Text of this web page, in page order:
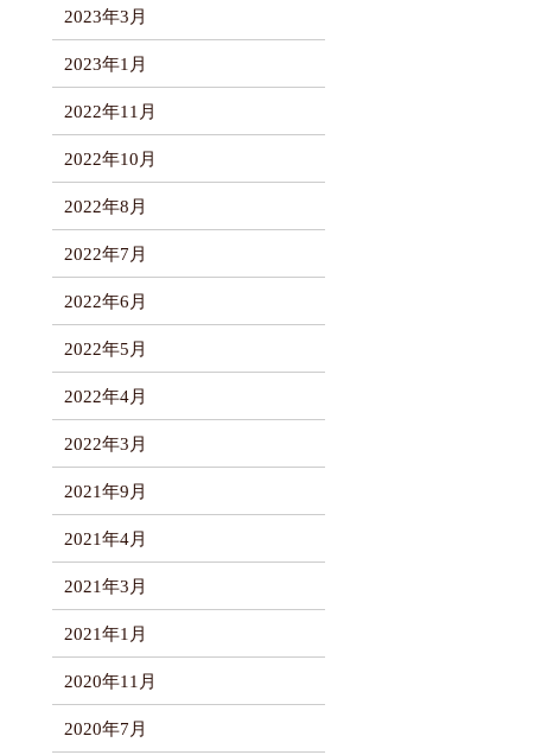
2023年3月
2023年1月
2022年11月
2022年10月
2022年8月
2022年7月
2022年6月
2022年5月
2022年4月
2022年3月
2021年9月
2021年4月
2021年3月
2021年1月
2020年11月
2020年7月